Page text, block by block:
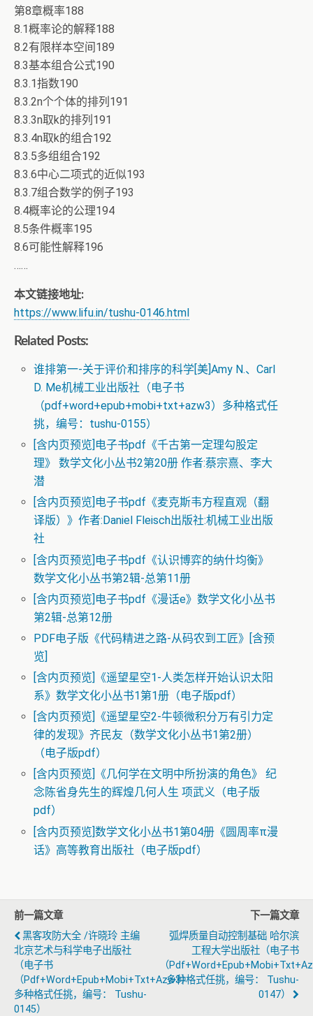
第8章概率188
8.1概率论的解释188
8.2有限样本空间189
8.3基本组合公式190
8.3.1指数190
8.3.2n个个体的排列191
8.3.3n取k的排列191
8.3.4n取k的组合192
8.3.5多组组合192
8.3.6中心二项式的近似193
8.3.7组合数学的例子193
8.4概率论的公理194
8.5条件概率195
8.6可能性解释196
……
本文链接地址:
https://www.lifu.in/tushu-0146.html
Related Posts:
谁排第一-关于评价和排序的科学[美]Amy N.、Carl
D. Me机械工业出版社（电子书
（pdf+word+epub+mobi+txt+azw3）多种格式任
挑，编号：tushu-0155）
[含内页预览]电子书pdf《千古第一定理勾股定
理》 数学文化小丛书2第20册 作者:蔡宗熹、李大
潜
[含内页预览]电子书pdf《麦克斯韦方程直观（翻
译版）》作者:Daniel Fleisch出版社:机械工业出版
社
[含内页预览]电子书pdf《认识博弈的纳什均衡》
数学文化小丛书第2辑-总第11册
[含内页预览]电子书pdf《漫话e》数学文化小丛书
第2辑-总第12册
PDF电子版《代码精进之路-从码农到工匠》[含预
览]
[含内页预览]《遥望星空1-人类怎样开始认识太阳
系》数学文化小丛书1第1册（电子版pdf）
[含内页预览]《遥望星空2-牛顿微积分万有引力定
律的发现》齐民友（数学文化小丛书1第2册）
（电子版pdf）
[含内页预览]《几何学在文明中所扮演的角色》 纪
念陈省身先生的辉煌几何人生 项武义（电子版
pdf）
[含内页预览]数学文化小丛书1第04册《圆周率π漫
话》高等教育出版社（电子版pdf）
前一篇文章
黑客攻防大全 /许晓玲 主编
北京艺术与科学电子出版社
（电子书
（pdf+word+epub+mobi+txt+azw3）
多种格式任挑，编号： Tushu-
0145）
下一篇文章
弧焊质量自动控制基础 哈尔滨
工程大学出版社（电子书
（
多种格式任挑，编号： Tushu-
0147）